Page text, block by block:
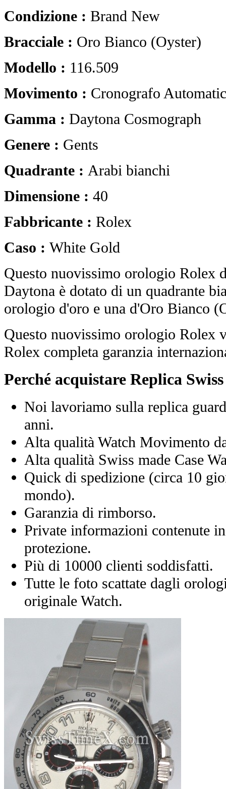
Condizione : Brand New
Bracciale : Oro Bianco (Oyster)
Modello : 116.509
Movimento : Cronografo
Gamma : Daytona Cosmograph
Genere : Gents
Quadrante : Arabi bianchi
Dimensione : 40
Fabbricante : Rolex
Caso : White Gold
Questo nuovissimo orologio Rolex
Daytona è dotato di un quadrante
orologio d'oro e una d'Oro Bianco
Questo nuovissimo orologio Rolex
Rolex completa garanzia
Perché acquistare Replica
Noi lavoriamo sulla replica
anni.
Alta qualità Watch Movimento
Alta qualità Swiss made Case
Quick di spedizione (circa 10
mondo).
Garanzia di rimborso.
Private informazioni contenute
protezione.
Più di 10000 clienti soddisfatti.
Tutte le foto scattate dagli
originale Watch.